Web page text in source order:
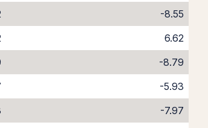
-8.55
6.62
-8.79
-5.93
-7.97